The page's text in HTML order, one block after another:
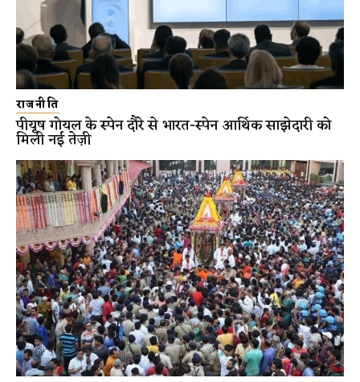
राजनीति
पीयूष गोयल के स्पेन दौरे से भारत-स्पेन आर्थिक साझेदारी को
मिली नई तेज़ी